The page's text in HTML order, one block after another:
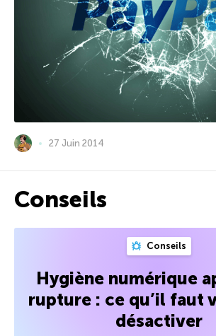
27 Juin 2014
Conseils
Conseils
Hygiène numérique
rupture : ce qu’il faut
désactiver